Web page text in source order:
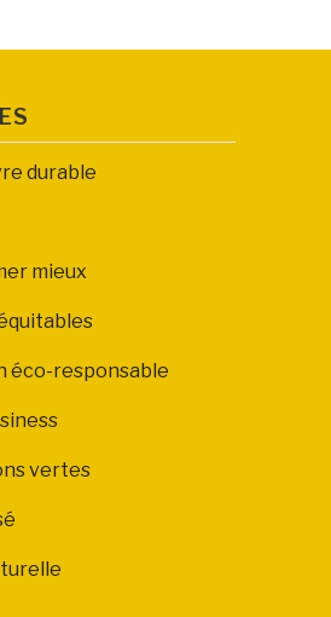
durable
mieux
éco-responsable
vertes